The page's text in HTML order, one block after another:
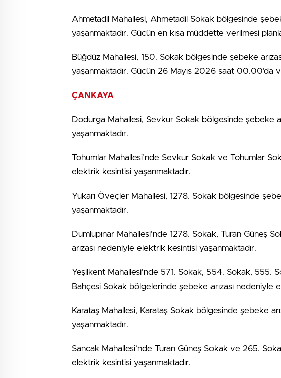
Ahmetadil Mahallesi, Ahmetadil Sokak bölgesinde
yaşanmaktadır. Gücün en kısa müddette verilmesi
Büğdüz Mahallesi, 150. Sokak bölgesinde şebeke
yaşanmaktadır. Gücün 26 Mayıs 2026 saat 00.00’da
ÇANKAYA
Dodurga Mahallesi, Sevkur Sokak bölgesinde şebeke
yaşanmaktadır.
Tohumlar Mahallesi’nde Sevkur Sokak ve Tohumlar
elektrik kesintisi yaşanmaktadır.
Yukarı Öveçler Mahallesi, 1278. Sokak bölgesinde
yaşanmaktadır.
Dumlupınar Mahallesi’nde 1278. Sokak, Turan Güneş
arızası nedeniyle elektrik kesintisi yaşanmaktadır.
Yeşilkent Mahallesi’nde 571. Sokak, 554. Sokak, 555.
Bahçesi Sokak bölgelerinde şebeke arızası nedeniyle
Karataş Mahallesi, Karataş Sokak bölgesinde şebeke
yaşanmaktadır.
Sancak Mahallesi’nde Turan Güneş Sokak ve 265.
elektrik kesintisi yaşanmaktadır.